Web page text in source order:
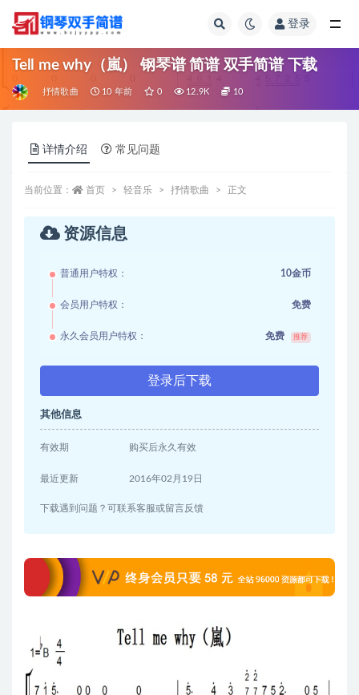
登录
Tell me why（嵐） 钢琴谱 简谱 双手简谱 下载
抒情歌曲 10 年前 0 12.9K 10
详情介绍 常见问题
当前位置： 首页 轻音乐 抒情歌曲 正文
资源信息
普通用户特权： 10金币
会员用户特权： 免费
永久会员用户特权： 免费 推荐
登录后下载
其他信息
有效期 购买后永久有效
最近更新 2016年02月19日
下载遇到问题？可联系客服或留言反馈